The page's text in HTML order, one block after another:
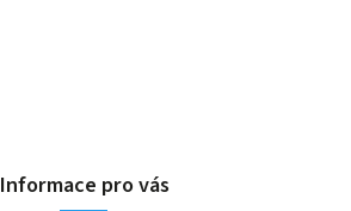
Informace pro vás